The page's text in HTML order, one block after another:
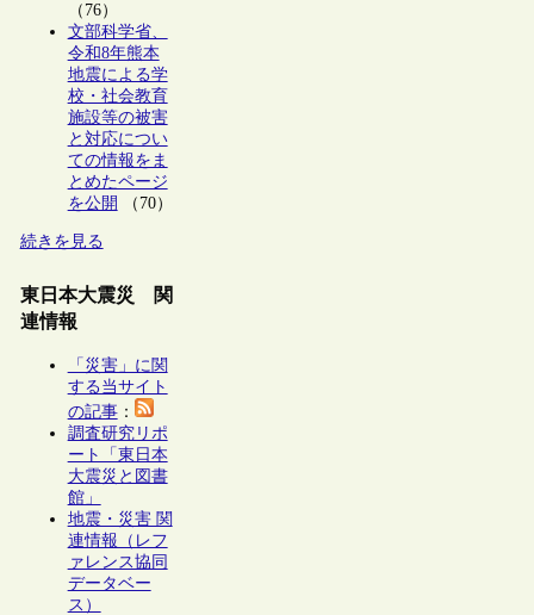
（76）
文部科学省、
令和8年熊本
地震による学
校・社会教育
施設等の被害
と対応につい
ての情報をま
とめたページ
を公開
（70）
続きを見る
東日本大震災 関
連情報
「災害」に関
する当サイト
の記事：
調査研究リポ
ート「東日本
大震災と図書
館」
地震・災害 関
連情報（レフ
ァレンス協同
データベー
ス）